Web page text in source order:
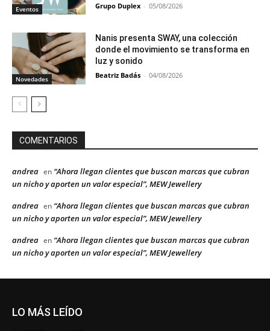
Eventos Grupo Duplex - 05/08/2026
Novedades
Nanis presenta SWAY, una colección
donde el movimiento se transforma en
luz y sonido
Beatriz Badás - 04/08/2026
COMENTARIOS
andrea en “Ahora llegan clientes que buscan marcas que cubran
un nicho y aporten un valor especial”, MEW Jewellery
andrea en “Ahora llegan clientes que buscan marcas que cubran
un nicho y aporten un valor especial”, MEW Jewellery
andrea en “Ahora llegan clientes que buscan marcas que cubran
un nicho y aporten un valor especial”, MEW Jewellery
LO MÁS LEÍDO